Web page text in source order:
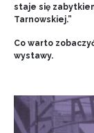
staje się
Tarnowskiej.”
Co warto
wystawy.